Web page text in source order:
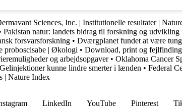
Sciences, Inc. | Institutionelle resultater |
Pakistan natur: landets bidrag til forskning og udvikling
forsvarsforskning • Dværgplanet fundet at være
proboscisabe | Økologi • Download, print og
og arbejdsopgaver• Oklahoma Cancer
Gelinjektioner kunne lindre smerter i lænden • Federal
| Nature Index
LinkedIn YouTube Pinterest